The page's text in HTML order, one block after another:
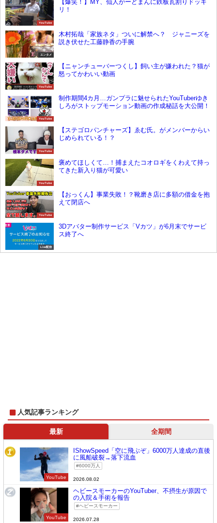
YouTube
【爆笑！】MY、仙人がーどまんに鉄板瓦割りドッキ
リ！
エンタメ
木村拓哉「家族ネタ」ついに解禁へ？ ジャニーズを
説き伏せた工藤静香の手腕
YouTube
【ニャンチューバーつくし】飼い主が嫌われた？猫が
怒ってかわいい動画
YouTube
制作期間4カ月…ガンプラに魅せられたYouTuberゆき
しろがストップモーション動画の作成秘話を大公開！
YouTube
【ステゴロパンチャーズ】ゑむ氏。がメンバーからい
じめられている！？
YouTube
褒めてほしくて…！捕まえたコオロギをくわえて持っ
てきた新入り猫が可愛い
YouTube
【おっくん】事業失敗！？靴磨き店に多額の借金を抱
えて閉店へ
Live配信
3Dアバター制作サービス「Vカツ」が6月末でサービ
ス終了へ
人気記事ランキング
最新 全期間
1
YouTube
IShowSpeed「空に飛ぶぞ」6000万人達成の直後
に風船破裂→落下流血
6000万人
2026.08.02
2
YouTube
ヘビースモーカーのYouTuber、不摂生が原因で
の入院＆手術を報告
ヘビースモーカー
2026.07.28